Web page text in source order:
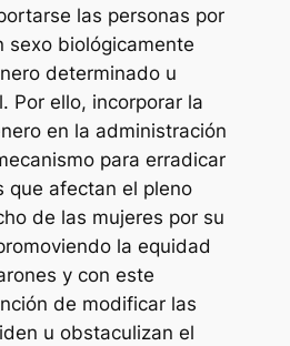
las personas por
sexo biológicamente
determinado u
Por ello, incorporar la
en la administración
para erradicar
que afectan el pleno
de las mujeres por su
la equidad
y con este
de modificar las
u obstaculizan el